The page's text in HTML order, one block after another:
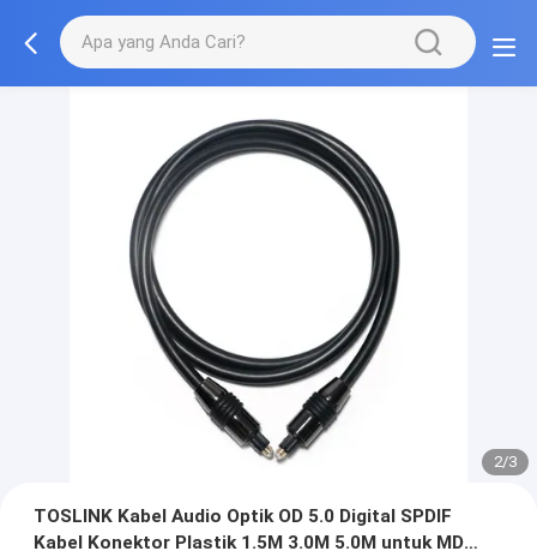
2/3
TOSLINK Kabel Audio Optik OD 5.0 ​​Digital SPDIF
Kabel Konektor Plastik 1.5M 3.0M 5.0M untuk MD